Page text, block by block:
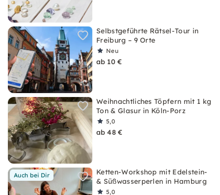
Selbstgeführte Rätsel-Tour in
Freiburg – 9 Orte
Neu
ab 10 €
Weihnachtliches Töpfern mit 1 kg
Ton & Glasur in Köln-Porz
5,0
ab 48 €
Auch bei Dir
Ketten-Workshop mit Edelstein-
& Süßwasserperlen in Hamburg
5,0